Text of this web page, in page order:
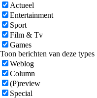
Actueel
Entertainment
Sport
Film & Tv
Games
Toon berichten van deze types
Weblog
Column
(P)review
Special